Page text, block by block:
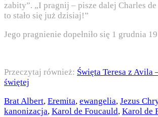
zabity”. „I pragnij – pisze dalej Charles
to stało się już dzisiaj!”
Jego pragnienie dopełniło się 1 grudnia
Przeczytaj również: Święta Teresa z Avila
świętej
Brat Albert, Eremita, ewangelia, Jezus
kanonizacja, Karol de Foucauld, Karol de